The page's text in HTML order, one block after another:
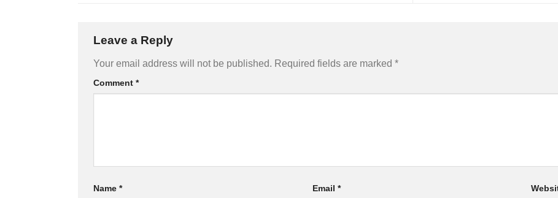
Leave a Reply
Your email address will not be published. Required fields are marked *
Comment *
Name * Email *